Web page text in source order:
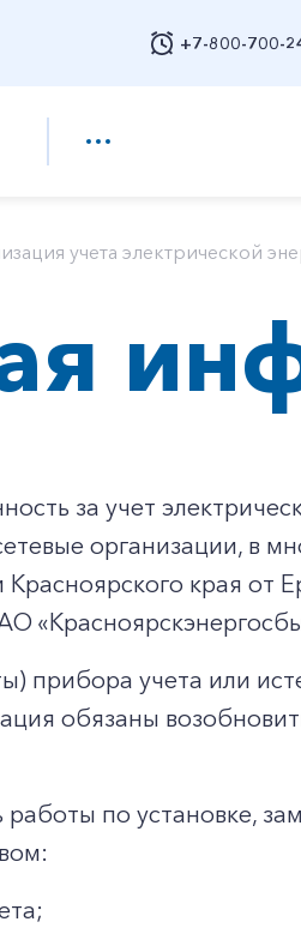
+7-800-700-
Заказать
учета электрической
за учет
организации, в
края от
прибора учета или
обязаны
по установке,